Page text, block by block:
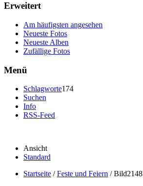
Erweitert
Am häufigsten angesehen
Neueste Fotos
Neueste Alben
Zufällige Fotos
Menü
Schlagworte174
Suchen
Info
RSS-Feed
Ansicht
Standard
Startseite /Feste und Feiern /Bild2148